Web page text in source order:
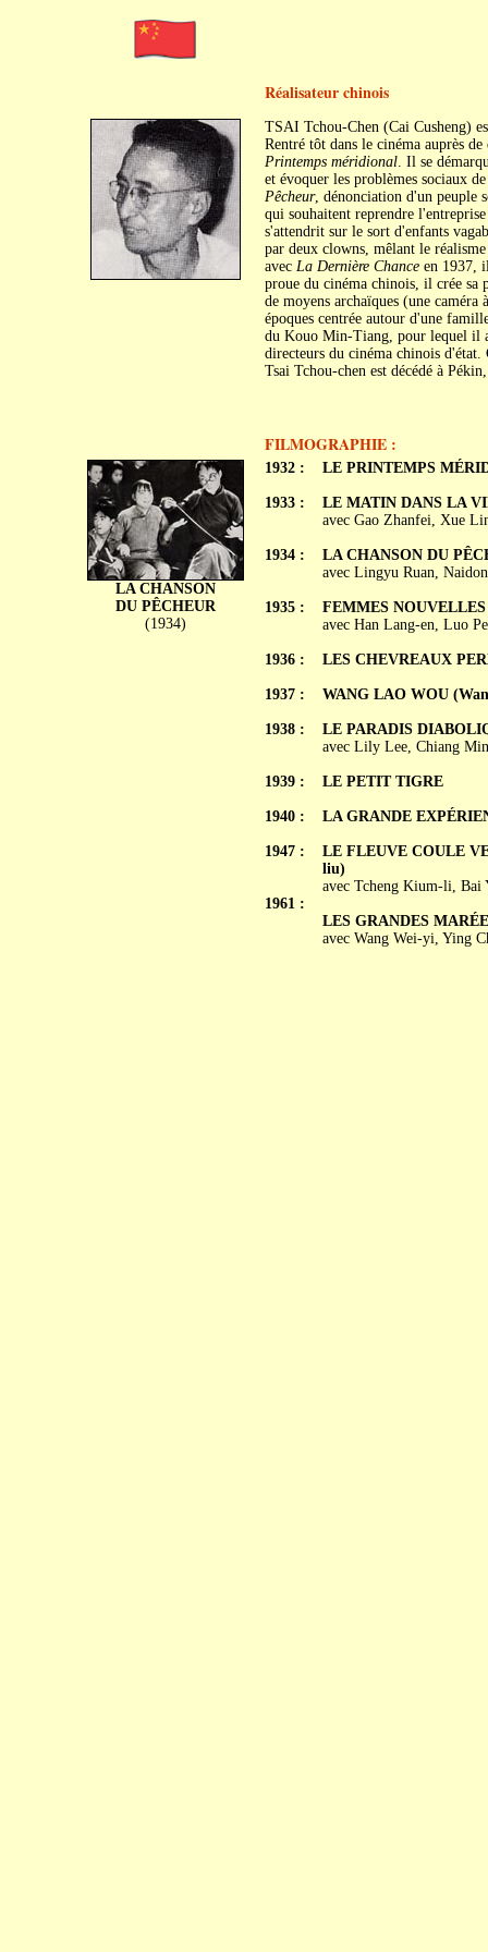
Réalisateur chinois
TSAI Tchou-Chen (Cai Cusheng)
Rentré tôt dans le cinéma auprès
Printemps méridional. Il se
et évoquer les problèmes sociaux
Pêcheur, dénonciation d'un peuple
qui souhaitent reprendre
s'attendrit sur le sort d'enfants
par deux clowns, mêlant le
avec La Dernière Chanceen 1937,
proue du cinéma chinois, il crée sa
de moyens archaïques (une
époques centrée autour d'une
du Kouo Min-Tiang, pour lequel il
directeurs du cinéma chinois
Tsai Tchou-chen est décédé à
FILMOGRAPHIE :
LA CHANSON
DU PÊCHEUR
(1934)
1932 :
1933 :
1934 :
1935 :
1936 :
1937 :
1938 :
1939 :
1940 :
1947 :
1961 :
LE PRINTEMPS
LE MATIN DANS LA
avec Gao Zhanfei, Xue
LA CHANSON DU
avec Lingyu Ruan,
FEMMES
avec Han Lang-en, Luo
LES CHEVREAUX
WANG LAO WOU
LE PARADIS
avec Lily Lee, Chiang
LE PETIT TIGRE
LA GRANDE
LE FLEUVE COULE
liu)
avec Tcheng Kium-li, Bai
LES GRANDES
avec Wang Wei-yi, Ying